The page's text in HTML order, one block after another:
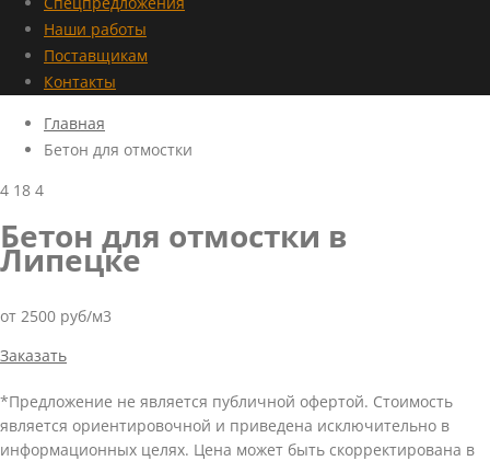
Наши работы
Поставщикам
Контакты
Главная
Бетон для отмостки
4 18 4
Бетон для отмостки в
Липецке
от 2500 руб/м3
Заказать
*Предложение не является публичной офертой. Стоимость
является ориентировочной и приведена исключительно в
информационных целях. Цена может быть скорректирована в